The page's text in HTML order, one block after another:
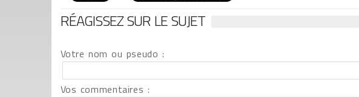
RÉAGISSEZ SUR LE SUJET
Votre nom ou pseudo :
Vos commentaires :